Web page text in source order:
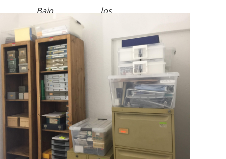
Bajo los
lineamientos de:
UNESCO - Memory
of the World
programme
IOHA -
International Oral
History Association
CEAS - Código de